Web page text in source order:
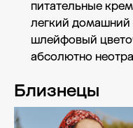
питательные
легкий
шлейфовый
абсолютно
Близнецы